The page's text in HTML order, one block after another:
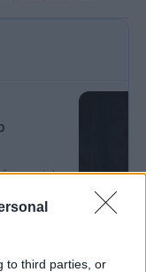
to third parties, or
szerint
küszöb